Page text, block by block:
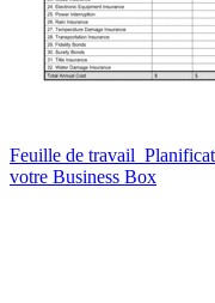
Feuille de
votre Business Box